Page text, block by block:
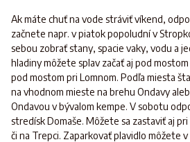
Ak máte chuť na vode stráviť víkend,
začnete napr. v piatok popoludní v
sebou zobrať stany, spacie vaky, vodu a
hladiny môžete splav začať aj pod
pod mostom pri Lomnom. Podľa miesta
na vhodnom mieste na brehu Ondavy
Ondavou v bývalom kempe. V sobotu
stredísk Domaše. Môžete sa zastaviť aj
či na Trepci. Zaparkovať plavidlo môžete